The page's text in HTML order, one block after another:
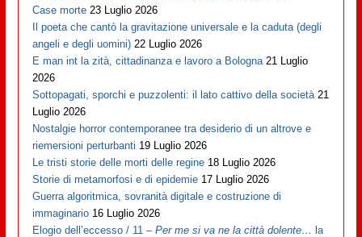
Case morte 23 Luglio 2026
Il poeta che cantò la gravitazione universale e la caduta (degli
angeli e degli uomini) 22 Luglio 2026
E man int la zità, cittadinanza e lavoro a Bologna 21 Luglio
2026
Sottopagati, sporchi e puzzolenti: il lato cattivo della società 21
Luglio 2026
Nostalgie horror contemporanee tra desiderio di un altrove e
riemersioni perturbanti 19 Luglio 2026
Le tristi storie delle morti delle regine 18 Luglio 2026
Storie di metamorfosi e di epidemie 17 Luglio 2026
Guerra algoritmica, sovranità digitale e costruzione di
immaginario 16 Luglio 2026
Elogio dell’eccesso / 11 –Per me si va ne la città dolente… la